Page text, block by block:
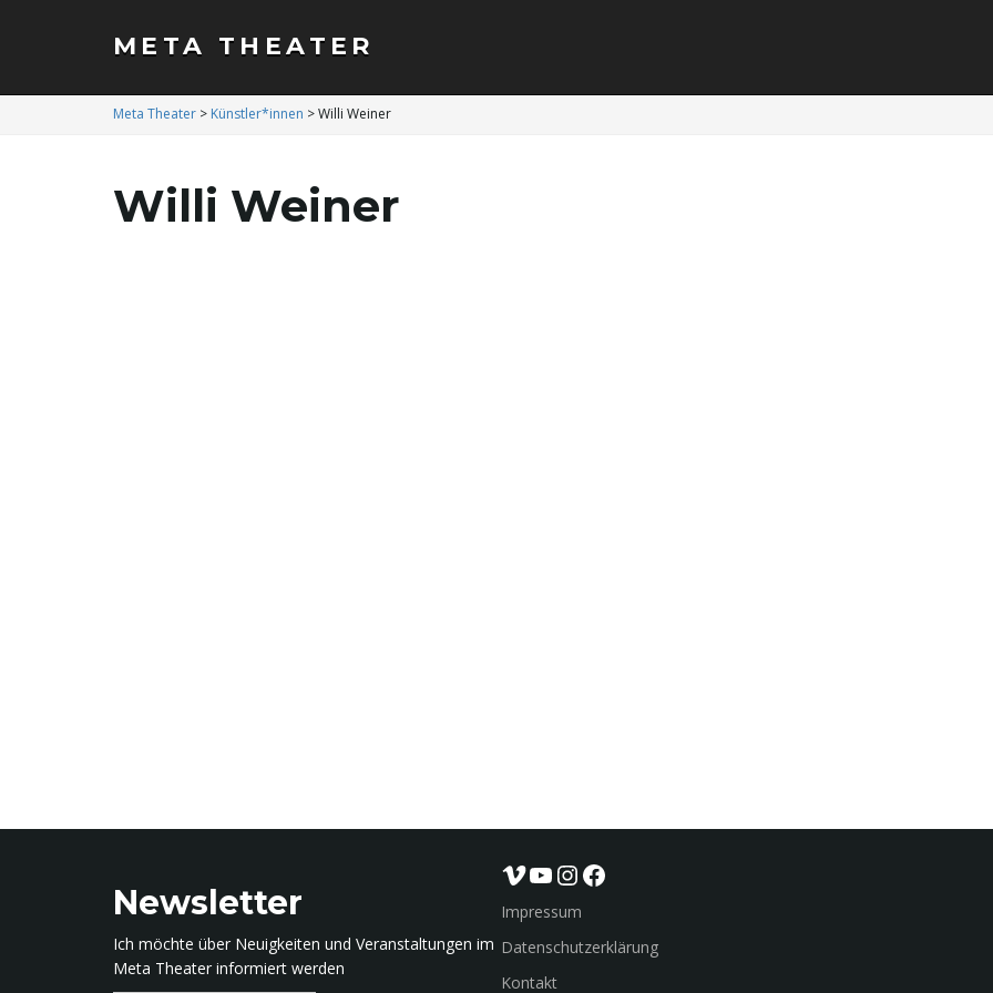
META THEATER
Meta Theater > Künstler*innen >Willi Weiner
Willi Weiner
Newsletter
Ich möchte über Neuigkeiten und Veranstaltungen im
Meta Theater informiert werden
Vimeo YouTube InstagramFacebook
Impressum
Datenschutzerklärung
Kontakt